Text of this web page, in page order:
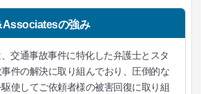
の強み
交通事故事件に特化した弁護士とスタ
件の解決に取り組んでおり、圧倒的な
使してご依頼者様の被害回復に取り組